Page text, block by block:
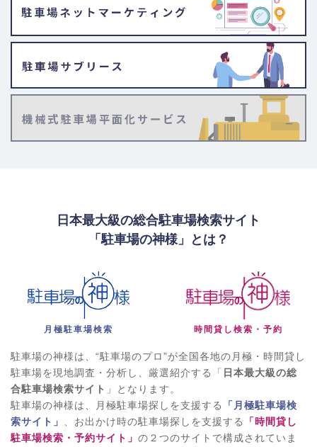
日本最大級の総合駐車場検索サイト
「駐車場の神様」とは？
月極駐車場検索 時間貸し検索・予約
駐車場の神様は、“駐車場のプロ”が全国各地の月極・時間貸し
駐車場を現地調査・分析し、厳選紹介する「 日本最大級の総
合駐車場検索サイト 」となります。
駐車場の神様は、月極駐車場探しを支援する
「月極駐車場検
索サイト」
、お出かけ時の駐車場探しを支援する
「時間貸し
駐車場検索・予約サイト」 の２つのサイトで構成されていま